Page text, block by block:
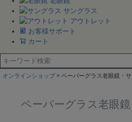
サングラス
アウトレット
お客様サポート
カート
オンラインショップ ペーパーグラス老眼鏡・
ペーパーグラス老眼